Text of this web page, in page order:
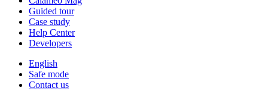
Guided tour
Case study
Help Center
Developers
English
Safe mode
Contact us